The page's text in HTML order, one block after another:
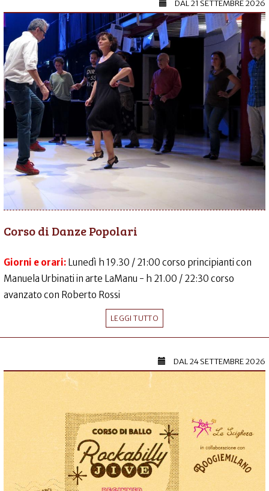
DAL21 SETTEMBRE 2026
Corso di Danze Popolari
Giorni e orari: Lunedì h 19.30 / 21:00 corso principianti con
Manuela Urbinati in arte LaManu - h 21.00 / 22:30 corso
avanzato con Roberto Rossi
LEGGI TUTTO
DAL24 SETTEMBRE 2026